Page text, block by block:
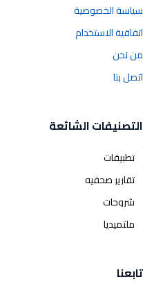
سياسة الخصوصية
اتفاقية الاستخدام
من نحن
اتصل بنا
التصنيفات الشائعة
تطبيقات
تقارير صحفيه
شروحات
ملتميديا
تابعنا